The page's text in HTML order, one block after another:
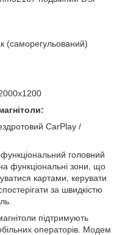
(саморегульований)
CarPlay /
головний
функціональні зони, що
картами, керувати
за швидкістю
підтримують
операторів. Модем